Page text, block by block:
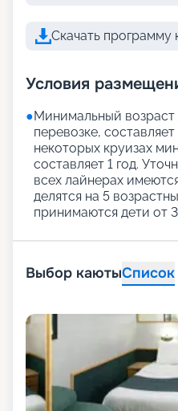
Скачать программу
Условия
●Минимальный
перевозке,
некоторых круизах
составляет 1 год.
всех лайнерах
делятся на 5
принимаются дети от
Выбор каютыСписок